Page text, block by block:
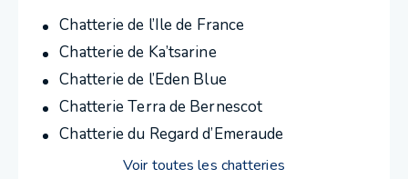
Chatterie de l’Ile de France
Chatterie de Ka’tsarine
Chatterie de l’Eden Blue
Chatterie Terra de Bernescot
Chatterie du Regard d’Emeraude
Voir toutes les chatteries